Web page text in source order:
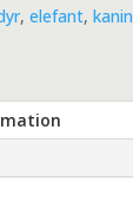
,elefant,kanin